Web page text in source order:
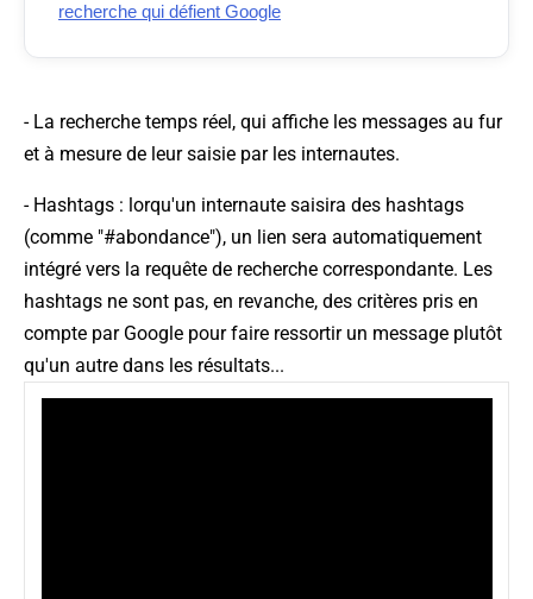
recherche qui défient Google
- La recherche temps réel, qui affiche les messages au fur
et à mesure de leur saisie par les internautes.
- Hashtags : lorqu'un internaute saisira des hashtags
(comme "#abondance"), un lien sera automatiquement
intégré vers la requête de recherche correspondante. Les
hashtags ne sont pas, en revanche, des critères pris en
compte par Google pour faire ressortir un message plutôt
qu'un autre dans les résultats...